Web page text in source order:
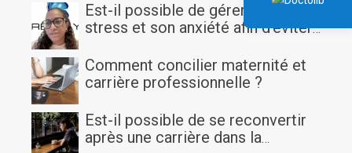
Est-il possible de gérer son
stress et son anxiété afin d'éviter
ou doctorant?
Comment concilier maternité et
carrière professionnelle ?
Est-il possible de se reconvertir
après une carrière dans la